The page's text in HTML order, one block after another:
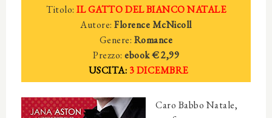
Titolo: IL GATTO DEL BIANCO NATALE
Autore: Florence McNicoll
Genere: Romance
Prezzo: ebook€ 2,99
USCITA: 3 DICEMBRE
Caro Babbo Natale,